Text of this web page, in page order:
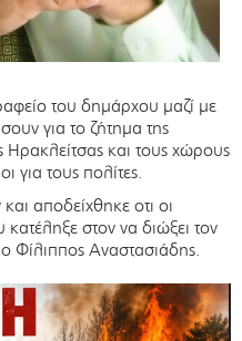
του δημάρχου μαζί με
για το ζήτημα της
και τους χώρους
για τους πολίτες.
αποδείχθηκε οτι οι
στον να διώξει τον
Φίλιππος Αναστασιάδης.